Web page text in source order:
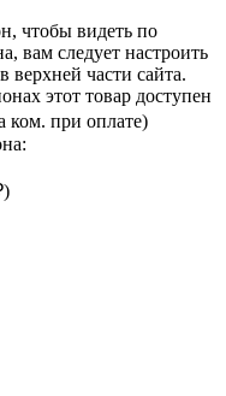
чтобы видеть по
вам следует настроить
части сайта.
этот товар доступен
ком. при оплате)